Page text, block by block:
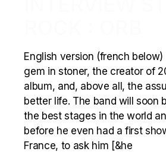
English version (french below)
gem in stoner, the creator of
album, and, above all, the
better life. The band will soon
the best stages in the world
before he even had a first
France, to ask him [&he